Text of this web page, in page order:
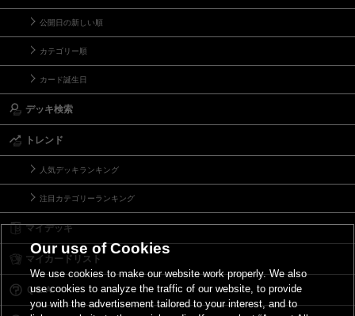
公開日の新しい順
カテゴリー順
カード誕生日
デッキ検索
トレンド
人気デッキランキング
注目カテゴリーランキング
マイデッキ
マイカードリスト
Ｑ＆Ａ
Our use of Cookies
We use cookies to make our website work properly. We also
use cookies to analyze the traffic of our website, to provide
you with the advertisement tailored to your interest, and to